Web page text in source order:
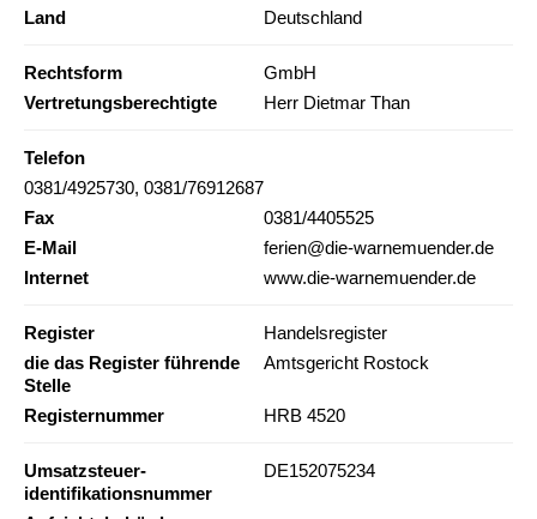
Land
Deutschland
Rechtsform
GmbH
Vertretungsberechtigte
Herr Dietmar Than
Telefon
0381/4925730, 0381/76912687
Fax
0381/4405525
E-Mail
ferien@die-warnemuender.de
Internet
www.die-warnemuender.de
Register
Handelsregister
die das Register führende
Stelle
Amtsgericht Rostock
Registernummer HRB 4520
Umsatzsteuer-
identifikationsnummer
DE152075234